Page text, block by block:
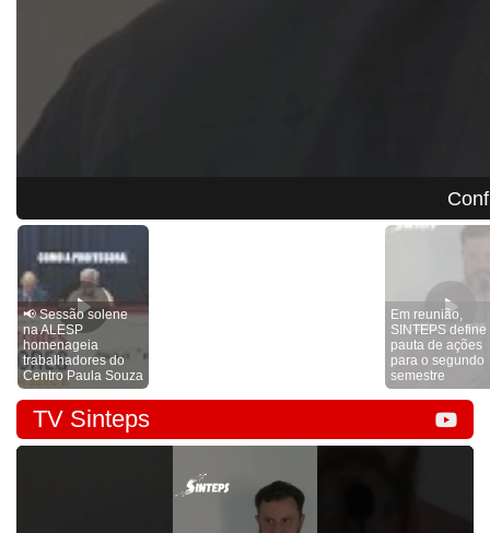
📢
📢 Sessão solene
na ALESP
homenageia
trabalhadores do
Centro Paula Souza
Em reunião,
SINTEPS define
pauta de ações
para o segundo
semestre
TV Sinteps